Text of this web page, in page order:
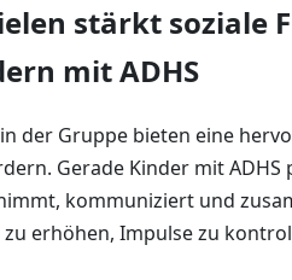
stärkt soziale
mit ADHS
der Gruppe bieten eine
Gerade Kinder mit
kommuniziert und
erhöhen, Impulse zu